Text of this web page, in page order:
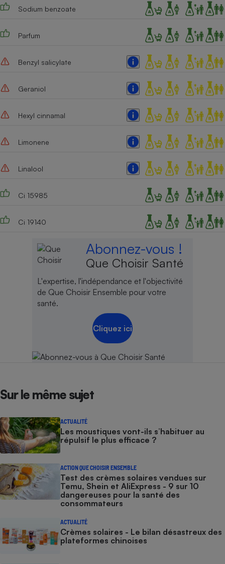
Sodium benzoate
Parfum
Benzyl salicylate
Geraniol
Hexyl cinnamal
Limonene
Linalool
Ci 15985
Ci 19140
Abonnez-vous !
Que Choisir Santé
L'expertise, l'indépendance et l'objectivité
de Que Choisir Ensemble pour votre
santé.
Cliquez ici
Sur le même sujet
ACTUALITÉ
Les moustiques vont-ils s’habituer au
répulsif le plus efficace ?
ACTION QUE CHOISIR ENSEMBLE
Test des crèmes solaires vendues sur
Temu, Shein et AliExpress - 9 sur 10
dangereuses pour la santé des
consommateurs
ACTUALITÉ
Crèmes solaires - Le bilan désastreux des
plateformes chinoises